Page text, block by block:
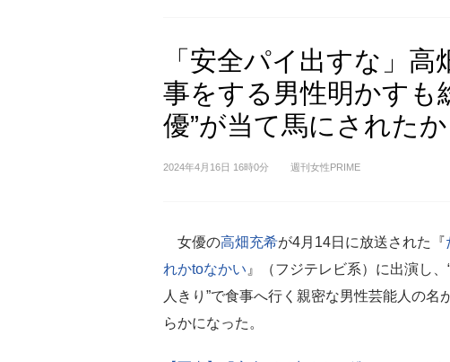
「安全パイ出すな」
事をする男性明かすも
優”が当て馬にされたか
2024年4月16日 16時0分 週刊女性PRIME
女優の高畑充希が4月14日に放送された『
れかtoなかい 』（フジテレビ系）に出演し、
人きり”で食事へ行く親密な男性芸能人の名
らかになった。